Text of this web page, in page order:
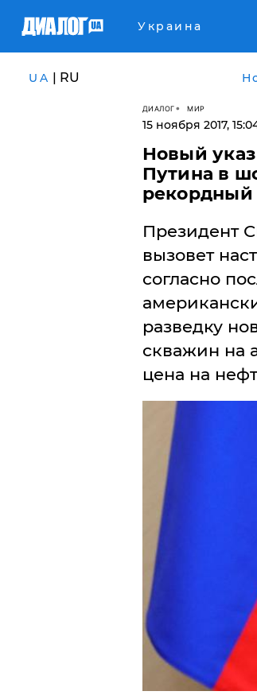
Украина
UA | RU
ДИАЛОГ МИР
15 ноября 2017,
Новый
Путина в
рекордный
​Президент
вызовет
согласно
разведку
скважин на
цена на